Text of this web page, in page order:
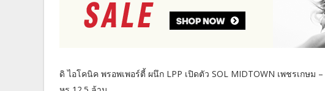
ดิ ไอโคนิค พรอพเพอร์ตี้ ผนึก LPP เปิดตัว SOL MIDTOWN เพชรเกษ